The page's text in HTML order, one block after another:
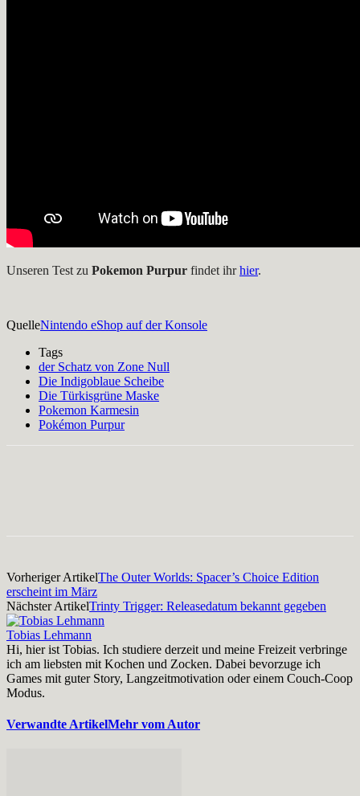
Unseren Test zu Pokemon Purpur findet ihrhier.
QuelleNintendo eShop auf der Konsole
Tags
der Schatz von Zone Null
Die Indigoblaue Scheibe
Die Türkisgrüne Maske
Pokemon Karmesin
Pokémon Purpur
Vorheriger ArtikelThe Outer Worlds: Spacer’s Choice Edition
erscheint im März
Nächster ArtikelTrinty Trigger: Releasedatum bekannt gegeben
Tobias Lehmann
Hi, hier ist Tobias. Ich studiere derzeit und meine Freizeit verbringe
ich am liebsten mit Kochen und Zocken. Dabei bevorzuge ich
Games mit guter Story, Langzeitmotivation oder einem Couch-Coop
Modus.
Verwandte ArtikelMehr vom Autor